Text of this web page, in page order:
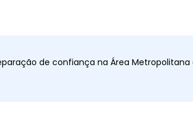
de confiança na Área Metropolitana